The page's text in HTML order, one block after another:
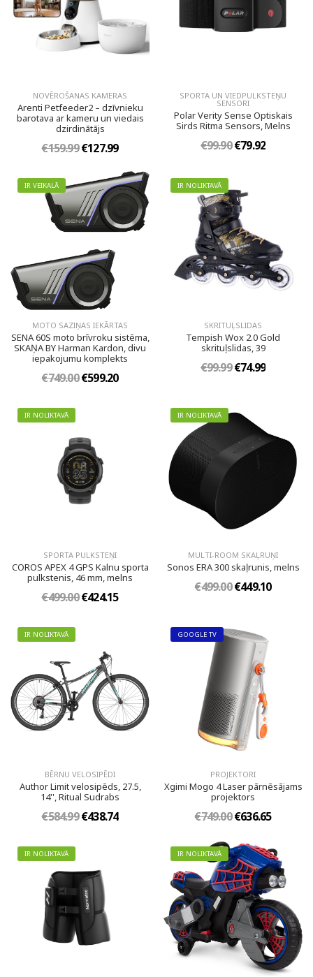
NOVĒROŠANAS KAMERAS
Arenti Petfeeder2 – dzīvnieku
barotava ar kameru un viedais
dzirdinātājs
€159.99€127.99
SPORTA UN VIEDPULKSTEŅU
SENSORI
Polar Verity Sense Optiskais
Sirds Ritma Sensors, Melns
€99.90€79.92
IR VEIKALĀ
MOTO SAZIŅAS IEKĀRTAS
SENA 60S moto brīvroku sistēma,
SKAŅA BY Harman Kardon, divu
iepakojumu komplekts
€749.00€599.20
IR NOLIKTAVĀ
SKRITUĻSLIDAS
Tempish Wox 2.0 Gold
skrituļslidas, 39
€99.99€74.99
IR NOLIKTAVĀ
SPORTA PULKSTEŅI
COROS APEX 4 GPS Kalnu sporta
pulkstenis, 46 mm, melns
€499.00€424.15
IR NOLIKTAVĀ
MULTI-ROOM SKAĻRUŅI
Sonos ERA 300 skaļrunis, melns
€499.00€449.10
IR NOLIKTAVĀ
BĒRNU VELOSIPĒDI
Author Limit velosipēds, 27.5,
14'', Ritual Sudrabs
€584.99€438.74
GOOGLE TV
PROJEKTORI
Xgimi Mogo 4 Laser pārnēsājams
projektors
€749.00€636.65
IR NOLIKTAVĀ IR NOLIKTAVĀ